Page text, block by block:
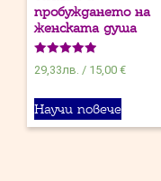
пробуждането на
женската душа
Оценено на
5.00
29,33лв. / 15,00 €
Научи повече